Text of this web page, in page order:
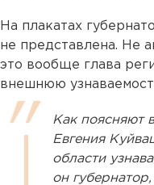
На плакатах
не представлена. Не
это вообще глава
внешнюю
Как поясняют
Евгения
области
он